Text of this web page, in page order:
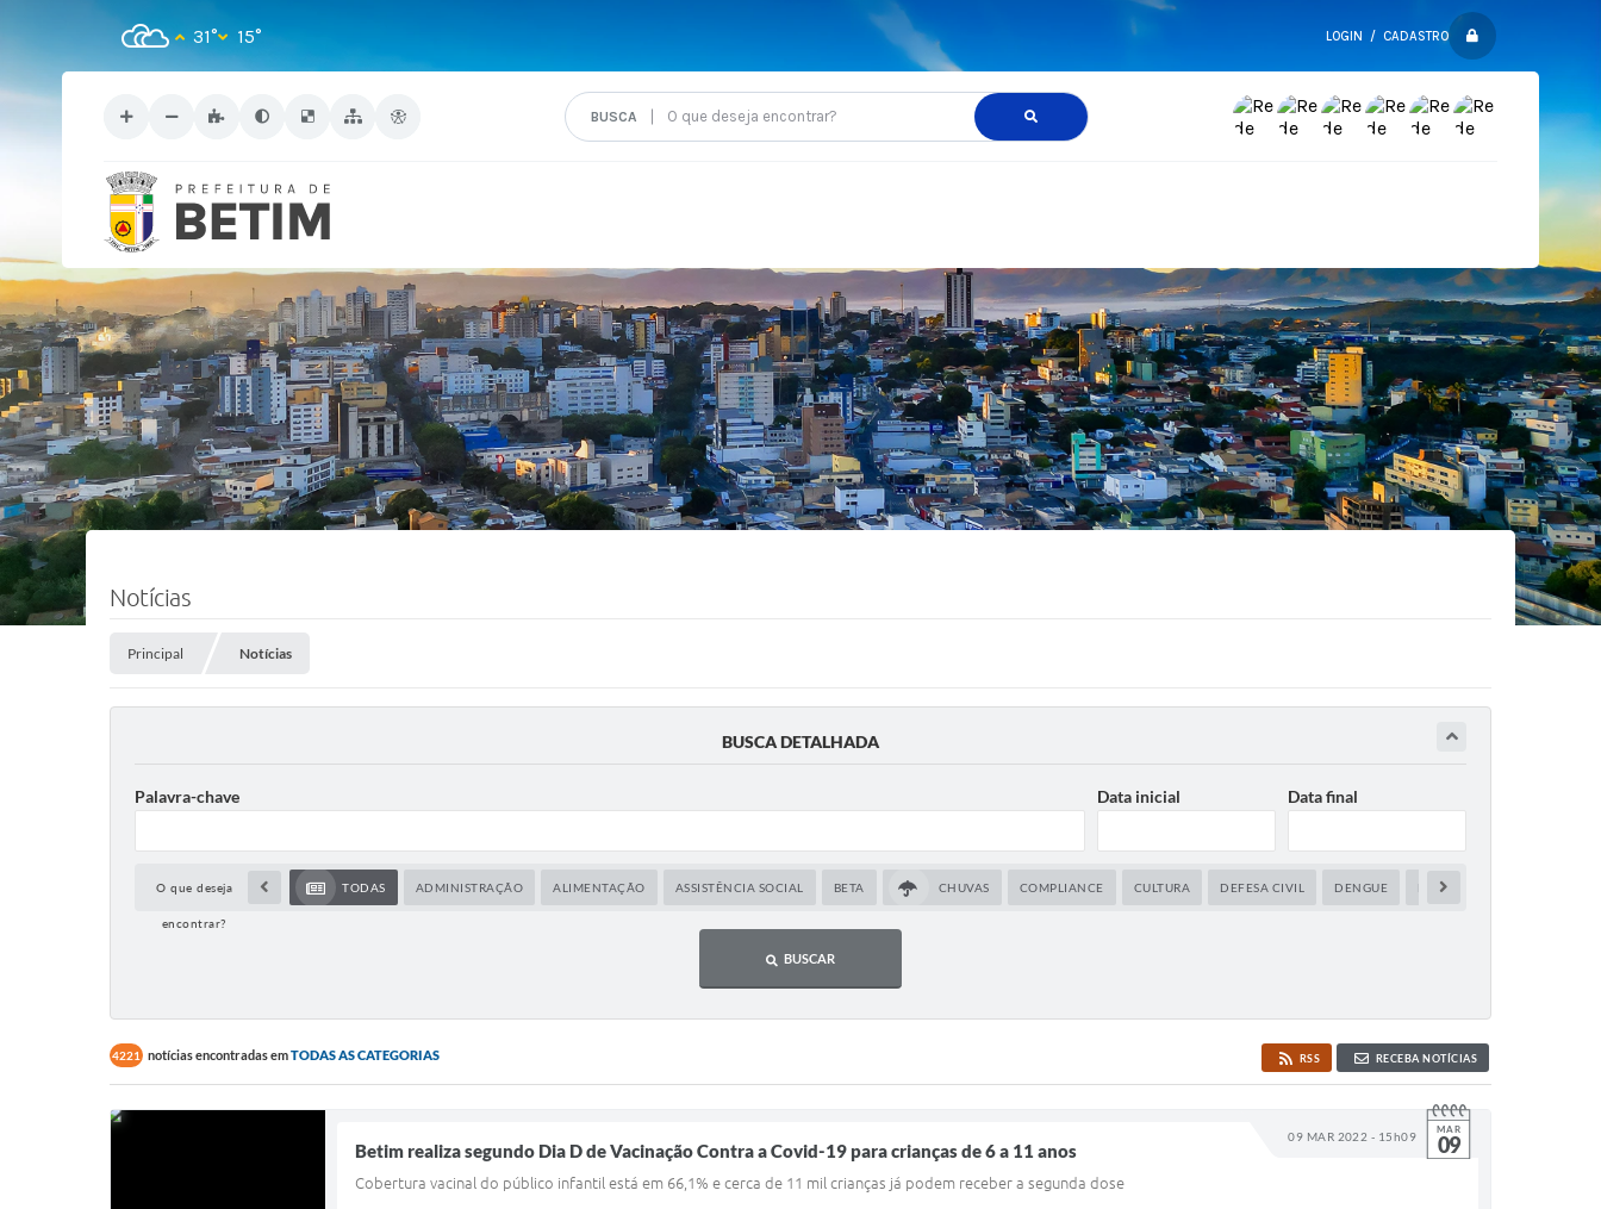
LOGIN / CADASTRO
O que deseja encontrar?
31° 15°
Notícias
Principal Notícias
BUSCA DETALHADA
Palavra-chave Data inicial Data final
O que deseja
encontrar?
TODAS ADMINISTRAÇÃO ALIMENTAÇÃO ASSISTÊNCIA SOCIAL BETA CHUVAS COMPLIANCE CULTURA DEFESA CIVIL DENGUE DESENVOLVIMENTO
BUSCAR
4221 notícias encontradas emTODAS AS CATEGORIAS RSS RECEBA NOTÍCIAS
09 MAR 2022 - 15h09 MAR
09
Betim realiza segundo Dia D de Vacinação Contra a Covid-19 para crianças de 6 a 11 anos
Cobertura vacinal do público infantil está em 66,1% e cerca de 11 mil crianças já podem receber a segunda dose